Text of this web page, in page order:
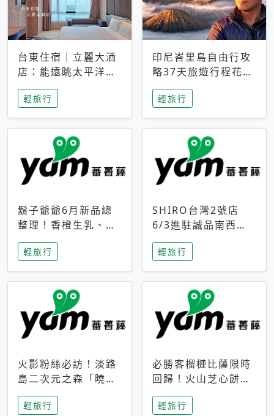
台東住宿｜立麗大酒
店：能遠眺太平洋與
中央山脈，被田野包
圍的台東度假感住宿
輕旅行
印尼峇里島自由行攻
略37天旅遊行程花費
5萬台幣 ❤️別等退休
才去圓夢 (附8.5萬次
下載峇里島地圖)😍
輕旅行
鬍子爺爺6月新品總
整理！香橙生乳、青
檸乳酪到PAPA磁
鐵，販售細節一次看
輕旅行
SHIRO台灣2號店
6/3進駐誠品南西！
限定香氛「果茶」與
永續店裝同步亮相
輕旅行
火影粉絲必訪！淡路
島二次元之森「曉」
解謎任務9月起全面
支援中文
輕旅行
必勝客榴槤比薩限時
回歸！火山芝心餅
皮、榴槤冰淇淋到樂
事聯名一次開吃
輕旅行